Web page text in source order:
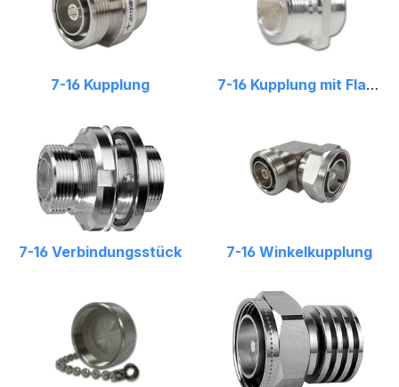
7-16 Kupplung 7-16 Kupplung mit Flansch
7-16 Verbindungsstück 7-16 Winkelkupplung